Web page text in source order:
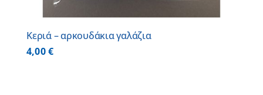
Κεριά – αρκουδάκια γαλάζια
4,00€